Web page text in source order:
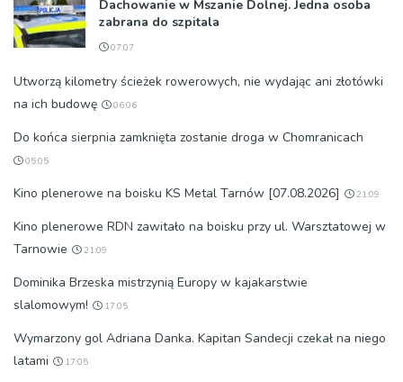
Dachowanie w Mszanie Dolnej. Jedna osoba
zabrana do szpitala
07:07
Utworzą kilometry ścieżek rowerowych, nie wydając ani złotówki
na ich budowę
06:06
Do końca sierpnia zamknięta zostanie droga w Chomranicach
05:05
Kino plenerowe na boisku KS Metal Tarnów [07.08.2026] 21:09
Kino plenerowe RDN zawitało na boisku przy ul. Warsztatowej w
Tarnowie
21:09
Dominika Brzeska mistrzynią Europy w kajakarstwie
slalomowym!
17:05
Wymarzony gol Adriana Danka. Kapitan Sandecji czekał na niego
latami
17:05